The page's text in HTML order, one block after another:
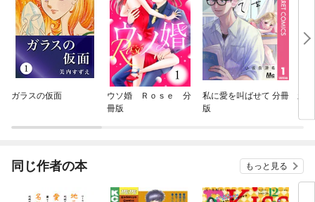
ガラスの仮面
ウソ婚 Ｒｏｓｅ 分
冊版
私に愛を叫ばせて 分冊
版
新
同じ作者の本 もっと見る